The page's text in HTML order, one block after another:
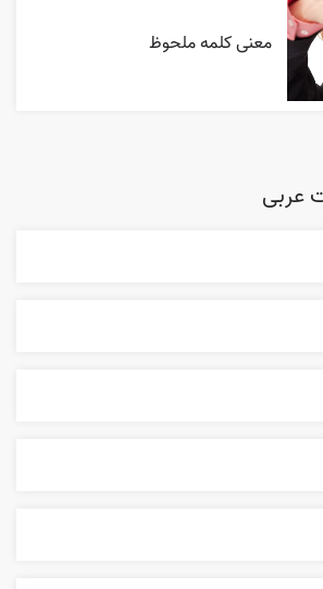
معنی کلمه ملحوظ
عربی